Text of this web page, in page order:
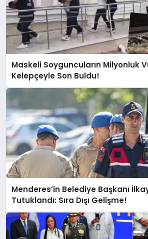
Maskeli Soyguncuların Milyonluk
Kelepçeyle Son Buldu!
Menderes’in Belediye Başkanı
Tutuklandı: Sıra Dışı Gelişme!